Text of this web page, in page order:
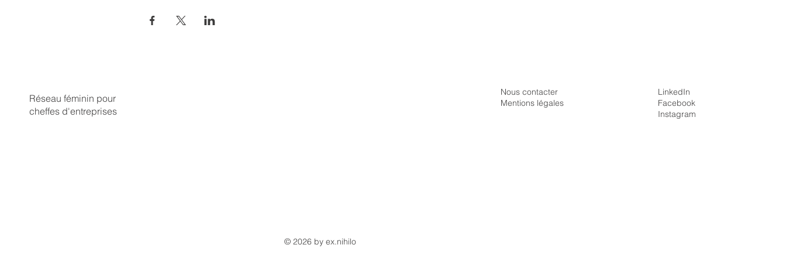
Réseau féminin pour
cheffes d'entreprises
Nous contacter
Mentions légales
LinkedIn
Facebook
Instagram
© 2026 by ex.nihilo